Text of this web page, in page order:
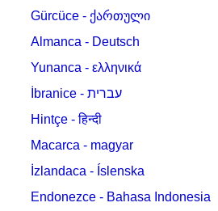
Gürcüce - ქართული
Almanca - Deutsch
Yunanca - ελληνικά
İbranice - עברית
Hintçe - हिन्दी
Macarca - magyar
İzlandaca - Íslenska
Endonezce - Bahasa Indonesia